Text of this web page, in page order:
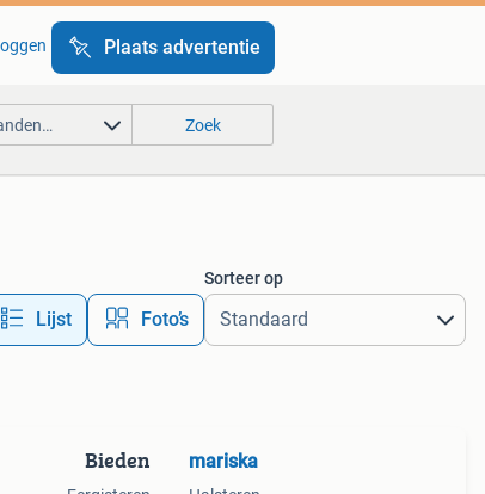
Plaats advertentie
Zoek
Lijst Foto’s
Sorteer op
Bieden mariska